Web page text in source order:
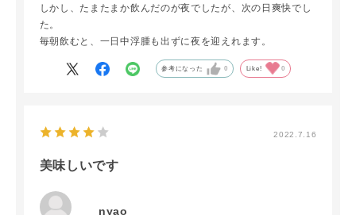
しかし、たまたまか飲んだのが夜でしたが、次の日爽快でし
た。
毎朝飲むと、一日中浮腫も出ずに夜を迎えれます。
参考になった 0 Like! 0
2022.7.16
美味しいです
nyao